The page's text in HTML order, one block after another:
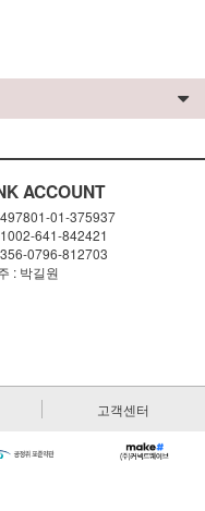
ACCOUNT
01-375937
641-842421
0796-812703
: 박길원
고객센터